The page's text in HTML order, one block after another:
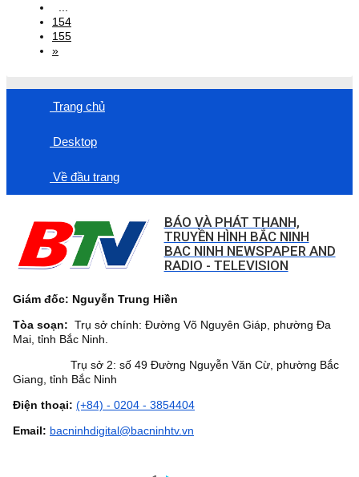
154
155
»
Trang chủ
Desktop
Về đầu trang
BÁO VÀ PHÁT THANH,
TRUYỀN HÌNH BẮC NINH
BAC NINH NEWSPAPER AND
RADIO - TELEVISION
Giám đốc: Nguyễn Trung Hiền
Tòa soạn: Trụ sở chính: Đường Võ Nguyên Giáp, phường Đa
Mai, tỉnh Bắc Ninh.
Trụ sở 2: số 49 Đường Nguyễn Văn Cừ, phường Bắc
Giang, tỉnh Bắc Ninh
Điện thoại: (+84) - 0204 - 3854404
Email: bacninhdigital@bacninhtv.vn